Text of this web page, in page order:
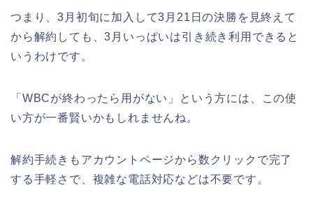
つまり、3月初旬に加入して3月21日の決勝を見終えて
から解約しても、3月いっぱいは引き続き利用できると
いうわけです。
「WBCが終わったら用がない」という方には、この使
い方が一番賢いかもしれませんね。
解約手続きもアカウントページから数クリックで完了
する手軽さで、複雑な電話対応などは不要です。